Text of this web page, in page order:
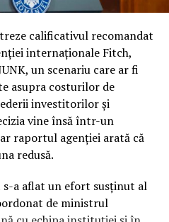
de a fi încadrați la
).
și a presiunii uriașe pe
române au reușit să evite
esențială este cum a fost
în care datele
de piețe.
unor indicatori noi,
În timp ce
s-a erodat considerabil
Dan a rămas
calificativul recomandat
internaționale Fitch,
un scenariu care ar fi
asupra costurilor de
investitorilor și
vine însă într-un
raportul agenției arată că
redusă.
a aflat un efort susținut al
de ministrul